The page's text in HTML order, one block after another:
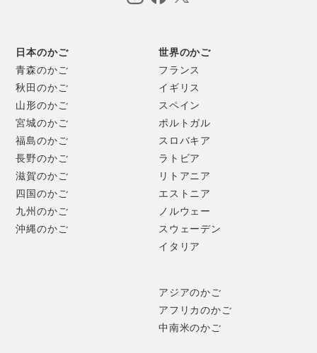
ドーナツ型の底をはめ込んだ作り。底内寸は約9cmです。
大阪市東成区の深江は、かつて一帯に生い茂っていた良質な
菅を利用した、菅細工の長い伝統が残る地です。
日本のかご
青森のかご
秋田のかご
山形のかご
宮城のかご
福島のかご
長野のかご
滋賀のかご
四国のかご
九州のかご
沖縄のかご
世界のかご
フランス
イギリス
スペイン
ポルトガル
スロバキア
ラトビア
リトアニア
エストニア
ノルウェー
スウェーデン
イタリア
アジアのかご
アフリカのかご
中南米のかご